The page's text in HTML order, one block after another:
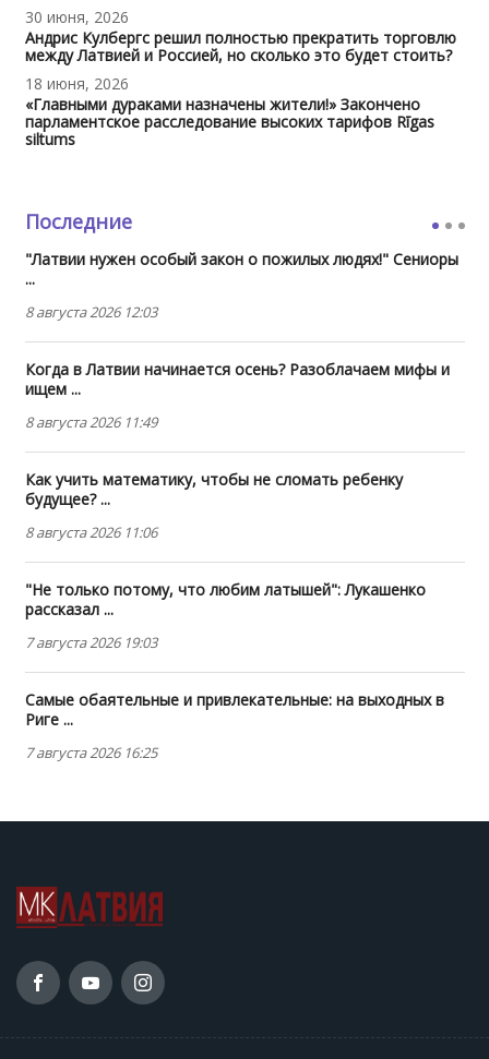
30 июня, 2026
Андрис Кулбергс решил полностью прекратить торговлю
между Латвией и Россией, но сколько это будет стоить?
18 июня, 2026
«Главными дураками назначены жители!» Закончено
парламентское расследование высоких тарифов Rīgas
siltums
Последние
"Латвии нужен особый закон о пожилых людях!" Сениоры
...
8 августа 2026 12:03
Когда в Латвии начинается осень? Разоблачаем мифы и
ищем ...
8 августа 2026 11:49
Как учить математику, чтобы не сломать ребенку
будущее? ...
8 августа 2026 11:06
"Не только потому, что любим латышей": Лукашенко
рассказал ...
7 августа 2026 19:03
Самые обаятельные и привлекательные: на выходных в
Риге ...
7 августа 2026 16:25